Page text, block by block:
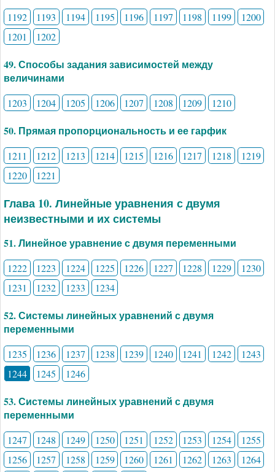
1192 1193 1194 1195 1196 1197 1198 1199
1200
1201
1202
49. Способы задания зависимостей между
величинами
1203 1204 1205 1206 1207 1208 1209 1210
50. Прямая пропорциональность и ее гарфик
1211 1212 1213 1214 1215 1216 1217 1218
1219
1220
1221
Глава 10. Линейные уравнения с двумя
неизвестными и их системы
51. Линейное уравнение с двумя переменными
1222 1223 1224 1225 1226 1227 1228 1229
1230
1231
1232 1233 1234
52. Системы линейных уравнений с двумя
переменными
1235 1236 1237 1238 1239 1240 1241 1242
1243
1244
1245 1246
53. Системы линейных уравнений с двумя
переменными
1247 1248 1249 1250 1251 1252 1253 1254
1255
1256
1257 1258 1259 1260 1261 1262 1263
1264